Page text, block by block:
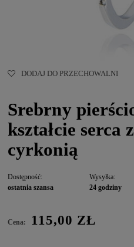
DODAJ DO PRZECHOWALNI
Srebrny
kształcie serca
cyrkonią
Dostępność:
ostatnia szansa
Wysyłka:
24 godziny
Cena: 115,00 ZŁ